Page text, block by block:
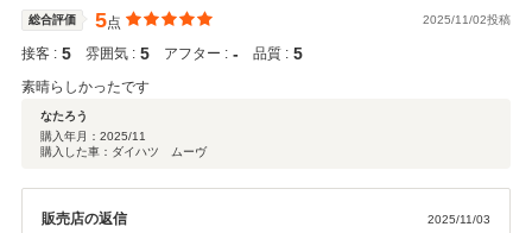
総合評価 5点 2025/11/02投稿
接客 : 5 雰囲気 : 5 アフター : ‐ 品質 : 5
素晴らしかったです
なたろう
購入年月： 2025/11
購入した車：ダイハツ ムーヴ
販売店の返信 2025/11/03